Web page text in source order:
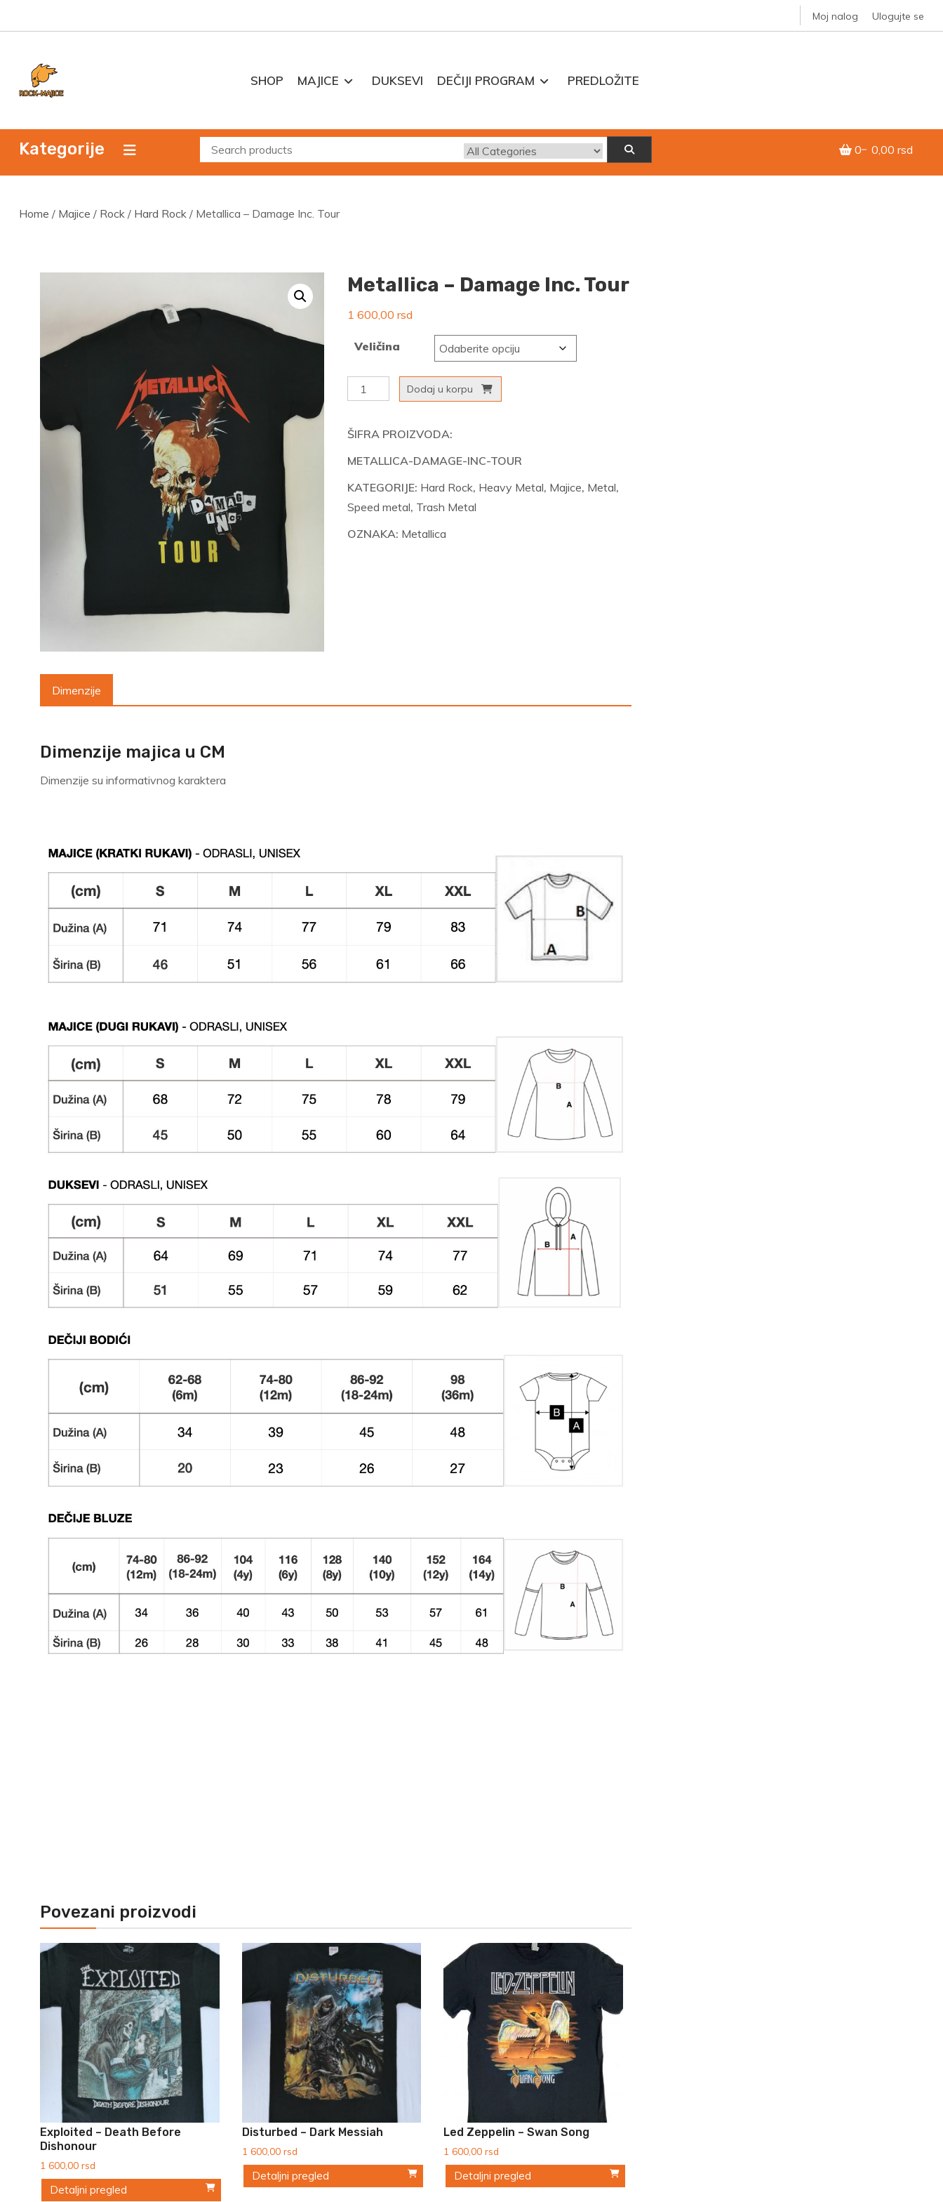
to
Moj nalog Ulogujte se
SHOP MAJICE DUKSEVI DEČIJI PROGRAM PREDLOŽITE
Kategorije 0 0,00 rsd
Home / Majice / Rock/ Hard Rock/ Metallica – Damage Inc. Tour
Metallica – Damage Inc. Tour
1 600,00rsd
Veličina
Metallica
-
Damage
Tour
količina
Dodaj u korpu
ŠIFRA PROIZVODA:
METALLICA-DAMAGE-INC-TOUR
KATEGORIJE: Hard Rock, Heavy Metal, Majice, Metal,
Speed metal, Trash Metal
OZNAKA: Metallica
Dimenzije
Dimenzije majica u CM
Dimenzije su informativnog karaktera
Povezani proizvodi
Exploited – Death Before
Dishonour
1 600,00 rsd
Detaljni pregled
Disturbed – Dark Messiah
1 600,00 rsd
Detaljni pregled
Led Zeppelin – Swan Song
1 600,00rsd
Detaljni pregled